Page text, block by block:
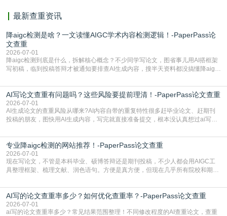
最新查重资讯
降aigc检测是啥？一文读懂AIGC学术内容检测逻辑！-PaperPass论
文查重
2026-07-01
降aigc检测到底是什么，拆解核心概念？不少同学写论文，图省事儿用AI搭框架
写初稿，临到投稿答辩才被通知要排查AI生成内容，搜半天资料都没搞懂降aigc
怕是已经入行的科研人员，不少人也搞不清降aigc检测是啥，对相关要求摸不
准。其实，降aigc检测是伴随AIGC工具在学术领域普及诞生的新需求，核心是为
了满足现在高校、期刊对AI生
AI写论文查重有问题吗？这些风险要提前理清！-PaperPass论文查重
2026-07-01
AI生成论文的查重风险从哪来?AI内容自带的重复特性很多赶毕业论文、赶期刊
投稿的朋友，图快用AI生成内容，写完就直接准备提交，根本没认真想过ai写论
自带不可忽视的查重风险。AI训练依赖海量公开的文本数据，生成内容本质是基
于训练数据的概率拼接，不是从零开始的原创创作。生成过程中，很容易复用已
有的高频公共表述，甚至直接拼接已经公开
专业降aigc检测的网站推荐！-PaperPass论文查重
2026-07-01
现在写论文，不管是本科毕业、硕博答辩还是期刊投稿，不少人都会用AIGC工
具整理框架、梳理文献、润色语句。方便是真方便，但现在几乎所有院校和期刊
五遍还是过不了预检测的大有人在，这时候，找到靠谱的降AIGC检测率的网
站，就能少走好多弯路。PaperPass：守护学术原创性的智能伙伴AIGC生成内
容的学术合规痛点去年帮一个本科师弟改
AI写的论文查重率多少？如何优化查重率？-PaperPass论文查重
2026-07-01
ai写的论文查重率多少？常见结果范围整理！不同修改程度的AI查重论文，查重